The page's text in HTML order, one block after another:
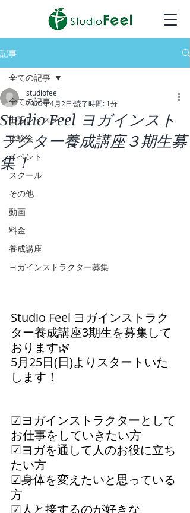
記事
全ての記事
出張レッスン
体験会
イベント
スクール
その他
動画
料金
養成講座
ヨガインストラクター募集
全ての記事
Studio Feel ヨガインスト
ラクター養成講座３期生募
集！
studiofeel
2025年4月2日 読了時間: 1分
Studio Feel ヨガインストラク
ター養成講座3期生を募集して
おります🌿
5月25日(日)よりスタートいた
します！
☑︎ヨガインストラクターとして
お仕事をしていきたい方
☑︎ヨガを通して人のお役に立ち
たい方
☑︎身体を変えたいと思っている
方
☑︎人と接するのが好きな